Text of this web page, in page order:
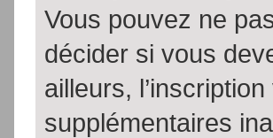
Vous pouvez ne
décider si vous
ailleurs,
supplémentaires